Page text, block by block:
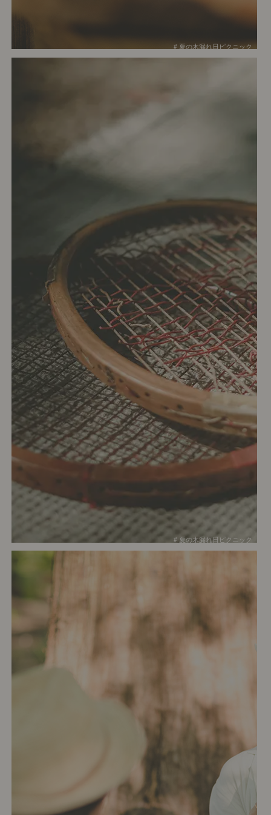
# 夏の木漏れ日ピクニック
# 夏の木漏れ日ピクニック